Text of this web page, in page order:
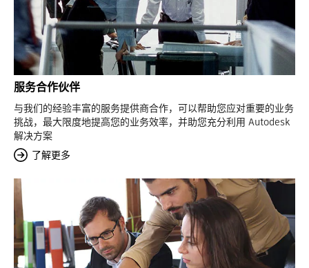
服务合作伙伴
与我们的经验丰富的服务提供商合作，可以帮助您应对重要的业务
挑战，最大限度地提高您的业务效率，并助您充分利用 Autodesk
解决方案
了解更多